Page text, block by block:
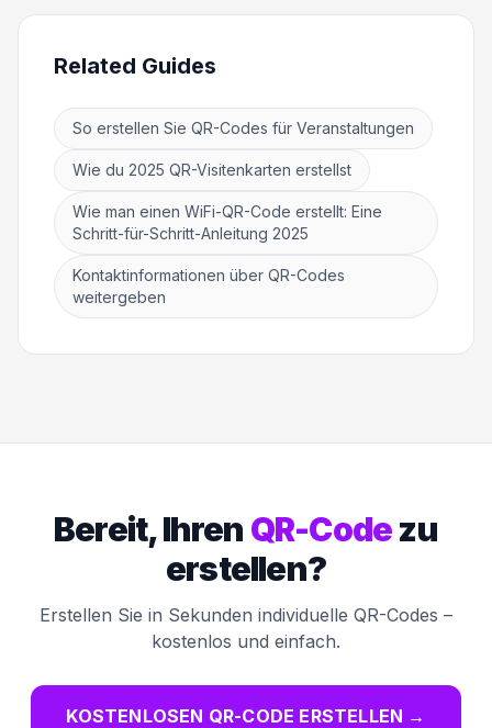
Related Guides
So erstellen Sie QR-Codes für Veranstaltungen
Wie du 2025 QR-Visitenkarten erstellst
Wie man einen WiFi-QR-Code erstellt: Eine
Schritt-für-Schritt-Anleitung 2025
Kontaktinformationen über QR-Codes
weitergeben
Bereit, Ihren QR-Codezu
erstellen?
Erstellen Sie in Sekunden individuelle QR-Codes –
kostenlos und einfach.
KOSTENLOSEN QR-CODE ERSTELLEN →